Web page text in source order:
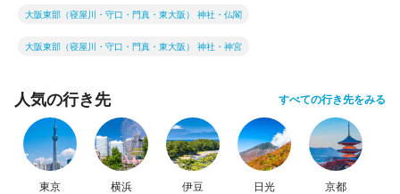
大阪東部（寝屋川・守口・門真・東大阪） 神社・仏閣
大阪東部（寝屋川・守口・門真・東大阪） 神社・神宮
人気の行き先 すべての行き先をみる
東京 横浜 伊豆 日光 京都